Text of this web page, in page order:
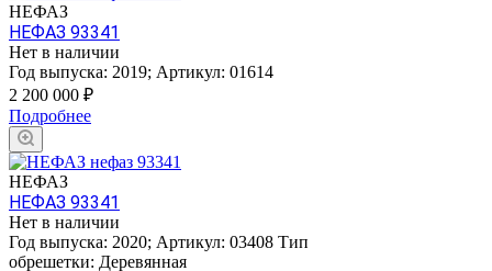
НЕФАЗ
НЕФАЗ 93341
Нет в наличии
Год выпуска: 2019; Артикул: 01614
2 200 000 ₽
Подробнее
НЕФАЗ
НЕФАЗ 93341
Нет в наличии
Год выпуска: 2020; Артикул: 03408 Тип
обрешетки: Деревянная